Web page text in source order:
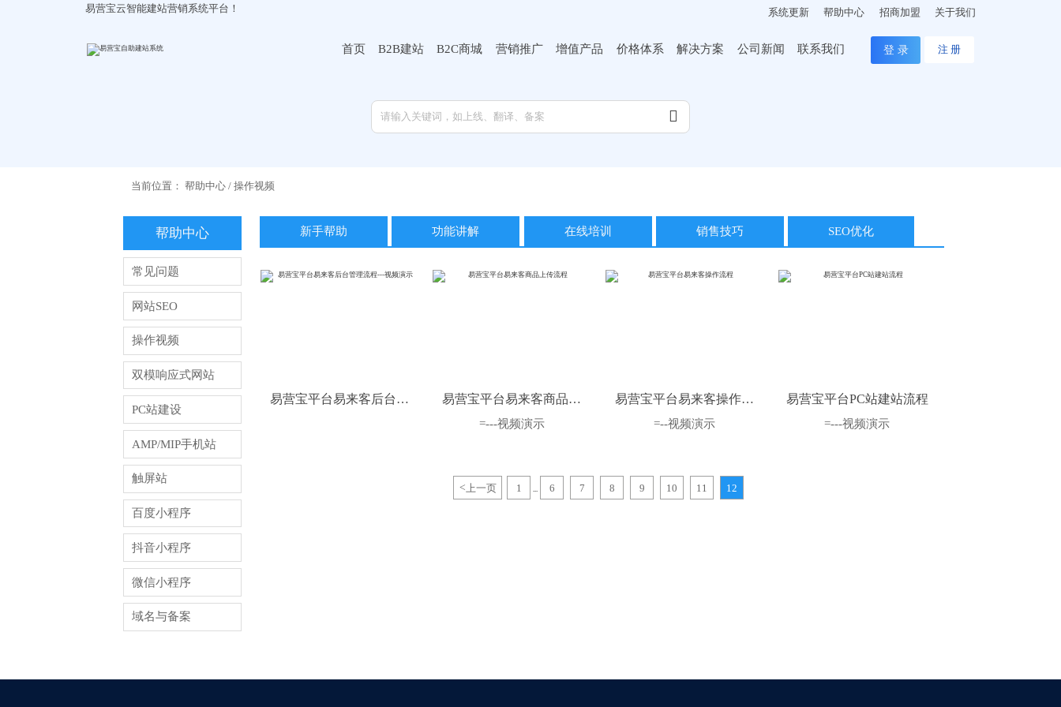
易营宝云智能建站营销系统平台！ 系统更新 帮助中心 招商加盟 关于我们
首页 B2B建站 B2C商城 营销推广 增值产品 价格体系 解决方案 公司新闻 联系我们 登 录 注 册

当前位置： 帮助中心/ 操作视频
帮助中心
常见问题
网站SEO
操作视频
双模响应式网站
PC站建设
AMP/MIP手机站
触屏站
百度小程序
抖音小程序
微信小程序
域名与备案
新手帮助 功能讲解 在线培训 销售技巧 SEO优化
易营宝平台易来客后台管
易营宝平台易来客商品上
传流程
=---视频演示
易营宝平台易来客操作流
程
=--视频演示
易营宝平台PC站建站流程
=---视频演示
< 上一页 1 6 7 8 9 10 11 12